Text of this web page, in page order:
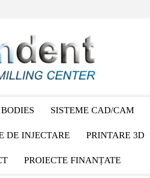
SISTEME CAD/CAM
DE INJECTARE PRINTARE 3D
PROIECTE FINANȚATE